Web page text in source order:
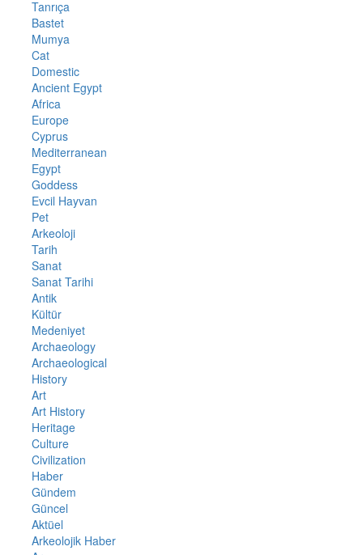
Tanrıça
Bastet
Mumya
Cat
Domestic
Ancient Egypt
Africa
Europe
Cyprus
Mediterranean
Egypt
Goddess
Evcil Hayvan
Pet
Arkeoloji
Tarih
Sanat
Sanat Tarihi
Antik
Kültür
Medeniyet
Archaeology
Archaeological
History
Art
Art History
Heritage
Culture
Civilization
Haber
Gündem
Güncel
Aktüel
Arkeolojik Haber